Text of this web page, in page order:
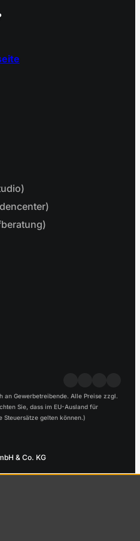
& Co. KG
an Gewerbetreibende. Alle Preise zzgl.
Sie, dass im EU-Ausland für
Steuersätze gelten können.)